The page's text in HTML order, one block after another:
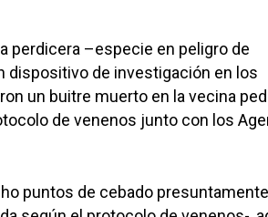
perdicera –especie en peligro de
dispositivo de investigación en los
un buitre muerto en la vecina
de venenos junto con los
puntos de cebado presuntamente